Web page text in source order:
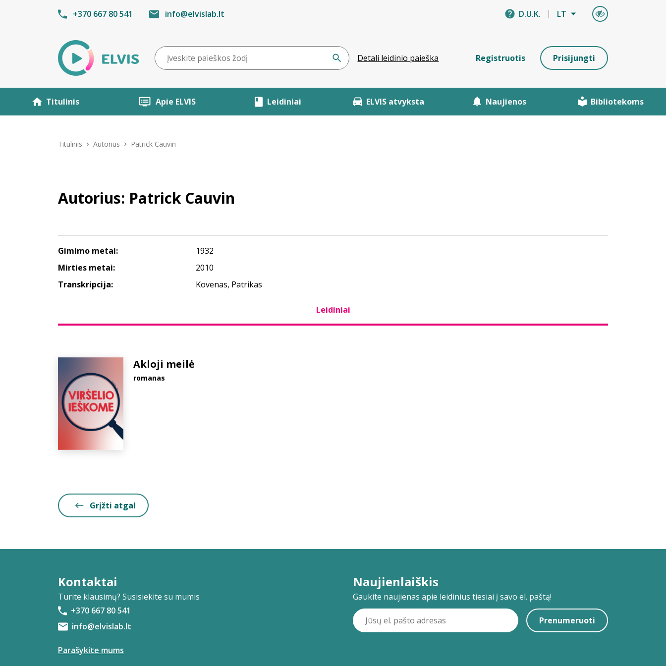
+370 667 80 541 info@elvislab.lt D.U.K. LT
Detali leidinio paieška Registruotis Prisijungti
Titulinis Apie ELVIS Leidiniai ELVIS atvyksta Naujienos Bibliotekoms
Titulinis Autorius Patrick Cauvin
Autorius: Patrick Cauvin
Gimimo metai:
1932
Mirties metai:
2010
Transkripcija:
Kovenas, Patrikas
Leidiniai
Akloji meilė
romanas
Grįžti atgal
Kontaktai
Turite klausimų? Susisiekite su mumis
+370 667 80 541
info@elvislab.lt
Parašykite mums
Naujienlaiškis
Gaukite naujienas apie leidinius tiesiai į savo el. paštą!
Prenumeruoti